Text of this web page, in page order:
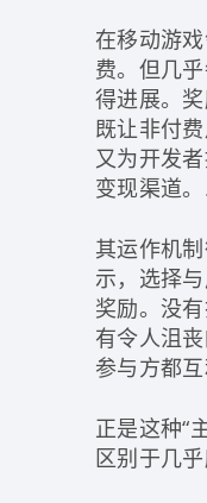
在移动游
费。但几
得进展。
既让非付
又为开发
变现渠道
其运作机
示，选择
奖励。没
有令人沮
参与方都
正是这种“
区别于几